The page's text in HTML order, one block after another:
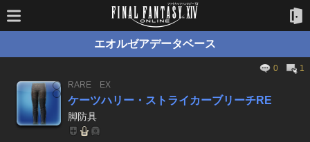
エオルゼアデータベース
0
1
RARE
EX
ケーツハリー・ストライカーブリーチRE
脚防具